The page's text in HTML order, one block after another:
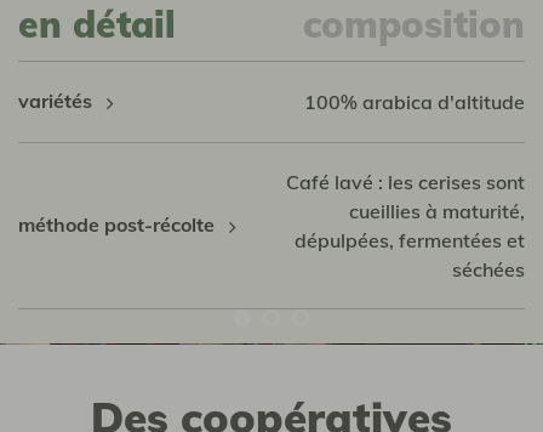
en détail composition
variétés 100% arabica d'altitude
méthode post-récolte
Café lavé : les cerises sont
cueillies à maturité,
dépulpées, fermentées et
séchées
Des coopératives